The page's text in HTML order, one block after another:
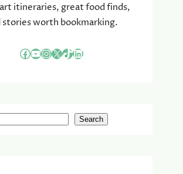
itineraries, great food finds,
stories worth bookmarking.
Facebook YouTube InstagramX TikTok LinkedIn
Search